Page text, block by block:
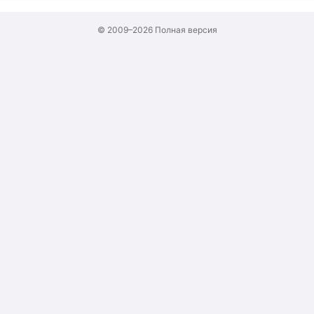
© 2009–2026 Полная версия